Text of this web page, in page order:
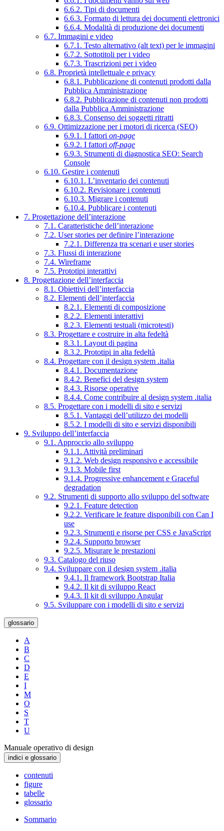
6.6.2. Tipi di documenti
6.6.3. Formato di lettura dei documenti elettronici
6.6.4. Modalità di produzione dei documenti
6.7. Immagini e video
6.7.1. Testo alternativo (alt text) per le immagini
6.7.2. Sottotitoli per i video
6.7.3. Trascrizioni per i video
6.8. Proprietà intellettuale e privacy
6.8.1. Pubblicazione di contenuti prodotti dalla
Pubblica Amministrazione
6.8.2. Pubblicazione di contenuti non prodotti
dalla Pubblica Amministrazione
6.8.3. Consenso dei soggetti ritratti
6.9. Ottimizzazione per i motori di ricerca (SEO)
6.9.1. I fattori on-page
6.9.2. I fattori off-page
6.9.3. Strumenti di diagnostica SEO: Search
Console
6.10. Gestire i contenuti
6.10.1. L’inventario dei contenuti
6.10.2. Revisionare i contenuti
6.10.3. Migrare i contenuti
6.10.4. Pubblicare i contenuti
7. Progettazione dell’interazione
7.1. Caratteristiche dell’interazione
7.2. User stories per definire l’interazione
7.2.1. Differenza tra scenari e user stories
7.3. Flussi di interazione
7.4. Wireframe
7.5. Prototipi interattivi
8. Progettazione dell’interfaccia
8.1. Obiettivi dell’interfaccia
8.2. Elementi dell’interfaccia
8.2.1. Elementi di composizione
8.2.2. Elementi interattivi
8.2.3. Elementi testuali (microtesti)
8.3. Progettare e costruire in alta fedeltà
8.3.1. Layout di pagina
8.3.2. Prototipi in alta fedeltà
8.4. Progettare con il design system .italia
8.4.1. Documentazione
8.4.2. Benefici del design system
8.4.3. Risorse operative
8.4.4. Come contribuire al design system .italia
8.5. Progettare con i modelli di sito e servizi
8.5.1. Vantaggi dell’utilizzo dei modelli
8.5.2. I modelli di sito e servizi disponibili
9. Sviluppo dell’interfaccia
9.1. Approccio allo sviluppo
9.1.1. Attività preliminari
9.1.2. Web design responsivo e accessibile
9.1.3. Mobile first
9.1.4. Progressive enhancement e Graceful
degradation
9.2. Strumenti di supporto allo sviluppo del software
9.2.1. Feature detection
9.2.2. Verificare le feature disponibili con Can I
use
9.2.3. Strumenti e risorse per CSS e JavaScript
9.2.4. Supporto browser
9.2.5. Misurare le prestazioni
9.3. Catalogo del riuso
9.4. Sviluppare con il design system .italia
9.4.1. Il framework Bootstrap Italia
9.4.2. Il kit di sviluppo React
9.4.3. Il kit di sviluppo Angular
9.5. Sviluppare con i modelli di sito e servizi
glossario
A
B
C
D
E
I
M
O
S
T
U
Manuale operativo di design
indici e glossario
contenuti
figure
tabelle
glossario
Sommario